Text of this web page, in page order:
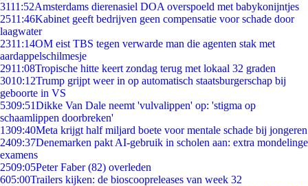
3111:52Amsterdams dierenasiel DOA overspoeld met babykonijntjes
2511:46Kabinet geeft bedrijven geen compensatie voor schade door
laagwater
2311:14OM eist TBS tegen verwarde man die agenten stak met
aardappelschilmesje
2911:08Tropische hitte keert zondag terug met lokaal 32 graden
3010:12Trump grijpt weer in op automatisch staatsburgerschap bij
geboorte in VS
5309:51Dikke Van Dale neemt 'vulvalippen' op: 'stigma op
schaamlippen doorbreken'
1309:40Meta krijgt half miljard boete voor mentale schade bij jongeren
2409:37Denemarken pakt AI-gebruik in scholen aan: extra mondelinge
examens
2509:05Peter Faber (82) overleden
605:00Trailers kijken: de bioscoopreleases van week 32